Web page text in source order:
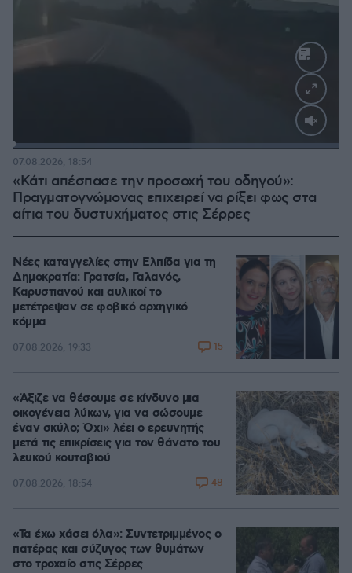
Loaded:
«Κάτι απέσπασε την προσοχή του οδηγού»:
Πραγματογνώμονας επιχειρεί να ρίξει φως στα
αίτια του δυστυχήματος στις Σέρρες
07.08.2026, 18:54
Νέες καταγγελίες στην Ελπίδα για τη
Δημοκρατία: Γρατσία, Γαλανός,
Καρυστιανού και αυλικοί το
μετέτρεψαν σε φοβικό αρχηγικό
κόμμα
07.08.2026, 19:33 15
«Άξιζε να θέσουμε σε κίνδυνο μια
οικογένεια λύκων, για να σώσουμε
έναν σκύλο; Όχι» λέει ο ερευνητής
μετά τις επικρίσεις για τον θάνατο του
λευκού κουταβιού
07.08.2026, 18:54 48
«Τα έχω χάσει όλα»: Συντετριμμένος ο
πατέρας και σύζυγος των θυμάτων
στο τροχαίο στις Σέρρες